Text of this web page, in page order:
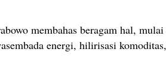
membahas beragam hal, mulai
energi, hilirisasi komoditas,